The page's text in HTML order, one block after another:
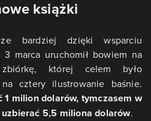
książki
bardziej dzięki wsparciu
3 marca uruchomił bowiem na
której celem było
cztery ilustrowanie baśnie.
1 milion dolarów, tymczasem w
5,5 miliona dolarów.